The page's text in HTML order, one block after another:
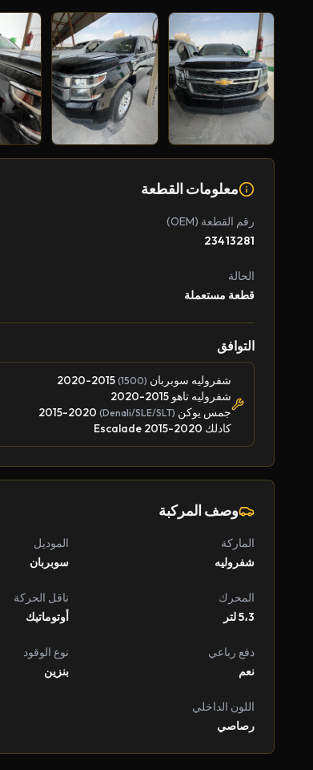
معلومات القطعة
رقم القطعة (OEM)
23413281
الحالة
قطعة مستعملة
التوافق
شفروليه سوبربان (1500)
شفروليه تاهو 2015-2020
جمس يوكن (Denali/SLE/SLT)
كادلك Escalade 2015-2020
وصف المركبة
الماركة
شفروليه
الموديل
سوبربان
المحرك
5،3 لتر
ناقل الحركة
أوتوماتيك
دفع رباعي
نعم
نوع الوقود
بنزين
اللون الداخلي
رصاصي